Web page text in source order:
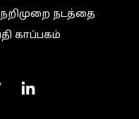
நடத்தை
காப்பகம்